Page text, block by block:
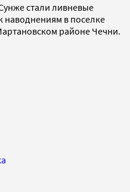
стали ливневые
в поселке
районе Чечни.